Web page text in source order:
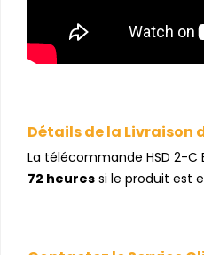
Détails de la Livraison
La télécommande HSD 2-C
72 heures si le produit est